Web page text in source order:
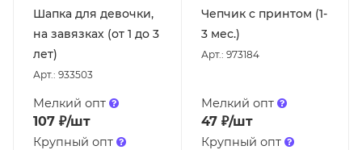
Шапка для девочки,
на завязках (от 1 до 3
лет)
Арт.: 933503
Мелкий опт
107 ₽/шт
Крупный опт
Чепчик с принтом (1-
3 мес.)
Арт.: 973184
Мелкий опт
47₽/шт
Крупный опт